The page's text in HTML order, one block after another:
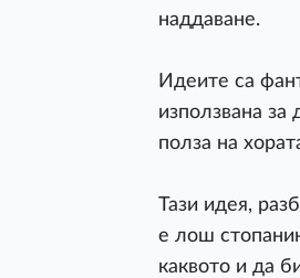
наддаване.
Идеите са
използвана
полза на
Тази идея,
е лош
каквото и да